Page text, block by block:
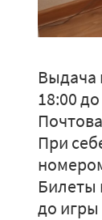
Выдача
18:00
При
Билеты
до игры